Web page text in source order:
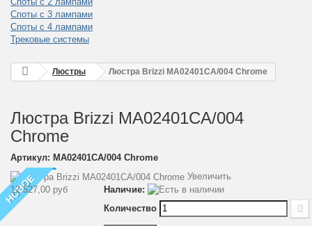
Споты с 3 лампами
Споты с 4 лампами
Трековые системы
Люстры Люстра Brizzi MA02401CA/004 Chrome
Люстра Brizzi MA02401CA/004
Chrome
Артикул: MA02401CA/004 Chrome
НОВОЕ
Увеличить
12 527,00 руб
Наличие:
Количество